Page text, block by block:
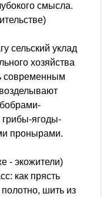
смысла.
сельский уклад
хозяйства
современным
грибы-ягоды-
пронырами.
- экожители)
как прясть
шить из